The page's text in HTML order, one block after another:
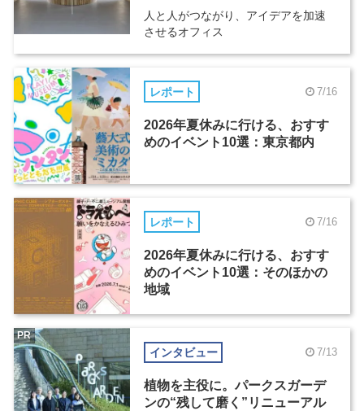
人と人がつながり、アイデアを加速
させるオフィス
レポート 7/16
2026年夏休みに行ける、おすす
めのイベント10選：東京都内
レポート 7/16
2026年夏休みに行ける、おすす
めのイベント10選：そのほかの
地域
インタビュー 7/13
植物を主役に。パークスガーデ
ンの“残して磨く”リニューアル
PR